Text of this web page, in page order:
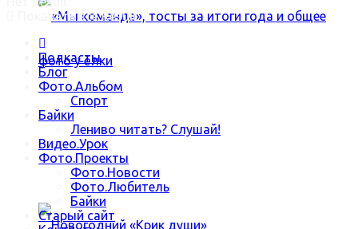
«Мы команда», тосты за итоги года и общее
фото у ёлки
Показать все Result
Подкасты
Блог
Фото.Альбом
Спорт
Байки
Лениво читать? Слушай!
Видео.Урок
Фото.Проекты
Фото.Новости
Фото.Любитель
Байки
Старый сайт